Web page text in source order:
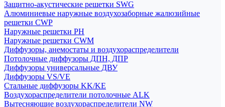
Защитно-акустические решетки SWG
Алюминиевые наружные воздухозаборные жалюзийные
решетки CWP
Наружные решетки РН
Наружные решетки CWM
Диффузоры, анемостаты и воздухораспределители
Потолочные диффузоры ДПН, ДПР
Диффузоры универсальные ДВУ
Диффузоры VS/VE
Стальные диффузоры KK/KE
Воздухораспределители потолочные ALK
Вытесняющие воздухораспределители NW